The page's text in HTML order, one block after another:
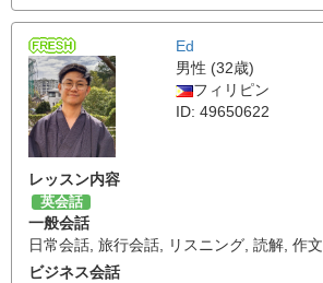
Ed
男性 (32歳)
フィリピン
ID: 49650622
レッスン内容
英会話
一般会話
日常会話 旅行会話 リスニング 読解 作文
ビジネス会話